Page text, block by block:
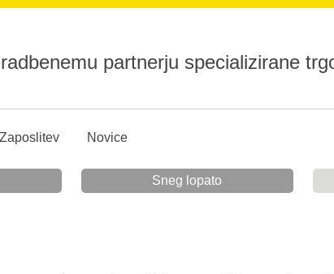
partnerju specializirane
Zaposlitev Novice
Sneg lopato